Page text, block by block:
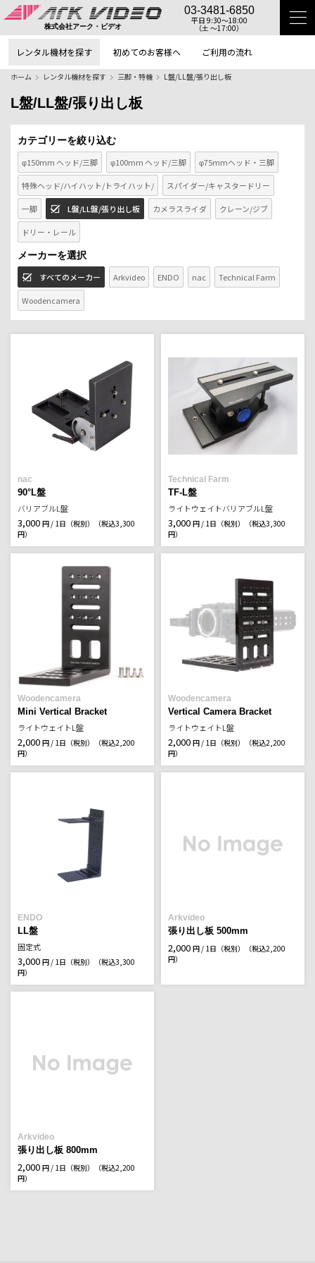
株式会社アーク・ビデオ
03-3481-6850
平日 9:30〜18:00
（土 〜17:00）
レンタル機材を探す 初めてのお客様へ ご利用の流れ
ホーム レンタル機材を探す 三脚・特機 L盤/LL盤/張り出し板
L盤/LL盤/張り出し板
カテゴリーを絞り込む
φ150mm ヘッド/三脚
φ100mm ヘッド/三脚 φ75mmヘッド・三脚
特殊ヘッド/ハイハット/トライハット/ スパイダー/キャスタードリー
一脚 L盤/LL盤/張り出し板 カメラスライダ クレーン/ジブ
ドリー・レール
メーカーを選択
すべてのメーカー
Arkvideo ENDO nac Technical Farm
Woodencamera
nac
90°L盤
バリアブルL盤
3,000 円 / 1日（税別）
（税込3,300
円）
Technical Farm
TF-L盤
ライトウェイトバリアブルL盤
3,000 円 / 1日（税別）
（税込3,300
円）
Woodencamera
Mini Vertical Bracket
ライトウェイトL盤
2,000 円 / 1日（税別）
（税込2,200
円）
Woodencamera
Vertical Camera Bracket
ライトウェイトL盤
2,000 円 / 1日（税別）
（税込2,200
円）
ENDO
LL盤
固定式
3,000 円 / 1日（税別）
（税込3,300
円）
Arkvideo
張り出し板 500mm
2,000 円 / 1日（税別）
（税込2,200
円）
Arkvideo
張り出し板 800mm
2,000 円 / 1日（税別）
（税込2,200
円）